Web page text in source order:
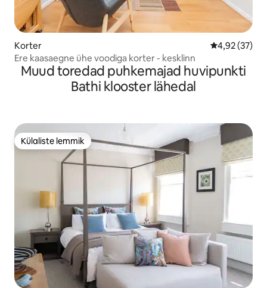
Korter Keskmine
4,92 (37)
Ere kaasaegne ühe voodiga korter - kesklinn
Muud toredad puhkemajad huvipunkti
Bathi klooster lähedal
Külaliste lemmik
Külaliste lemmik